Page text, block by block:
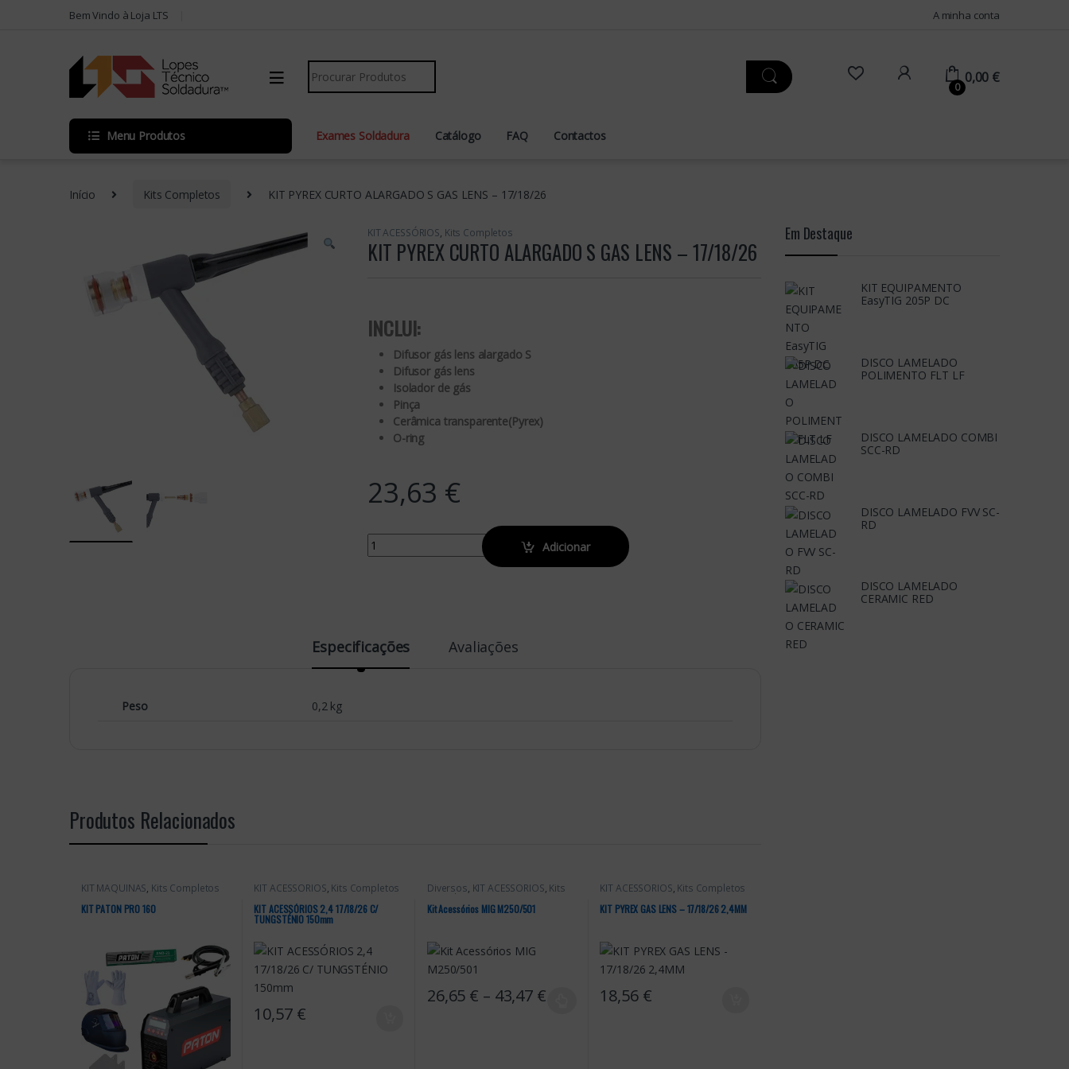
Skip to navigation
Skip to contentBem Vindo à Loja LTS A minha conta
Search for:
0
0,00 €
Menu Produtos Exames Soldadura Catálogo FAQ Contactos
Início Kits Completos KIT PYREX CURTO ALARGADO S GAS LENS – 17/18/26
KIT ACESSÓRIOS, Kits Completos
KIT PYREX CURTO ALARGADO S GAS LENS – 17/18/26
INCLUI:
Difusor gás lens alargado S
Difusor gás lens
Isolador de gás
Pinça
Cerâmica transparente(Pyrex)
O-ring
23,63 €
Quantity Adicionar
Especificações Avaliações
Peso 0,2 kg
Produtos Relacionados
KIT MÁQUINAS, Kits Completos
KIT PATON PRO 160
KIT ACESSÓRIOS, Kits Completos
KIT ACESSÓRIOS 2,4 17/18/26 C/
TUNGSTÉNIO 150mm
10,57 €
Diversos, KIT ACESSÓRIOS, Kits
Completos
Kit Acessórios MIG M250/501
26,65 € – 43,47 €Price range: 26,65 € through 43,47 €
This product has multiple variants. The options may be chosen on the product page
KIT ACESSÓRIOS, Kits Completos
KIT PYREX GAS LENS – 17/18/26 2,4MM
18,56 €
Em Destaque
KIT EQUIPAMENTO
EasyTIG 205P DC
DISCO LAMELADO
POLIMENTO FLT LF
DISCO LAMELADO COMBI
SCC-RD
DISCO LAMELADO FVV SC-
RD
DISCO LAMELADO
CERAMIC RED